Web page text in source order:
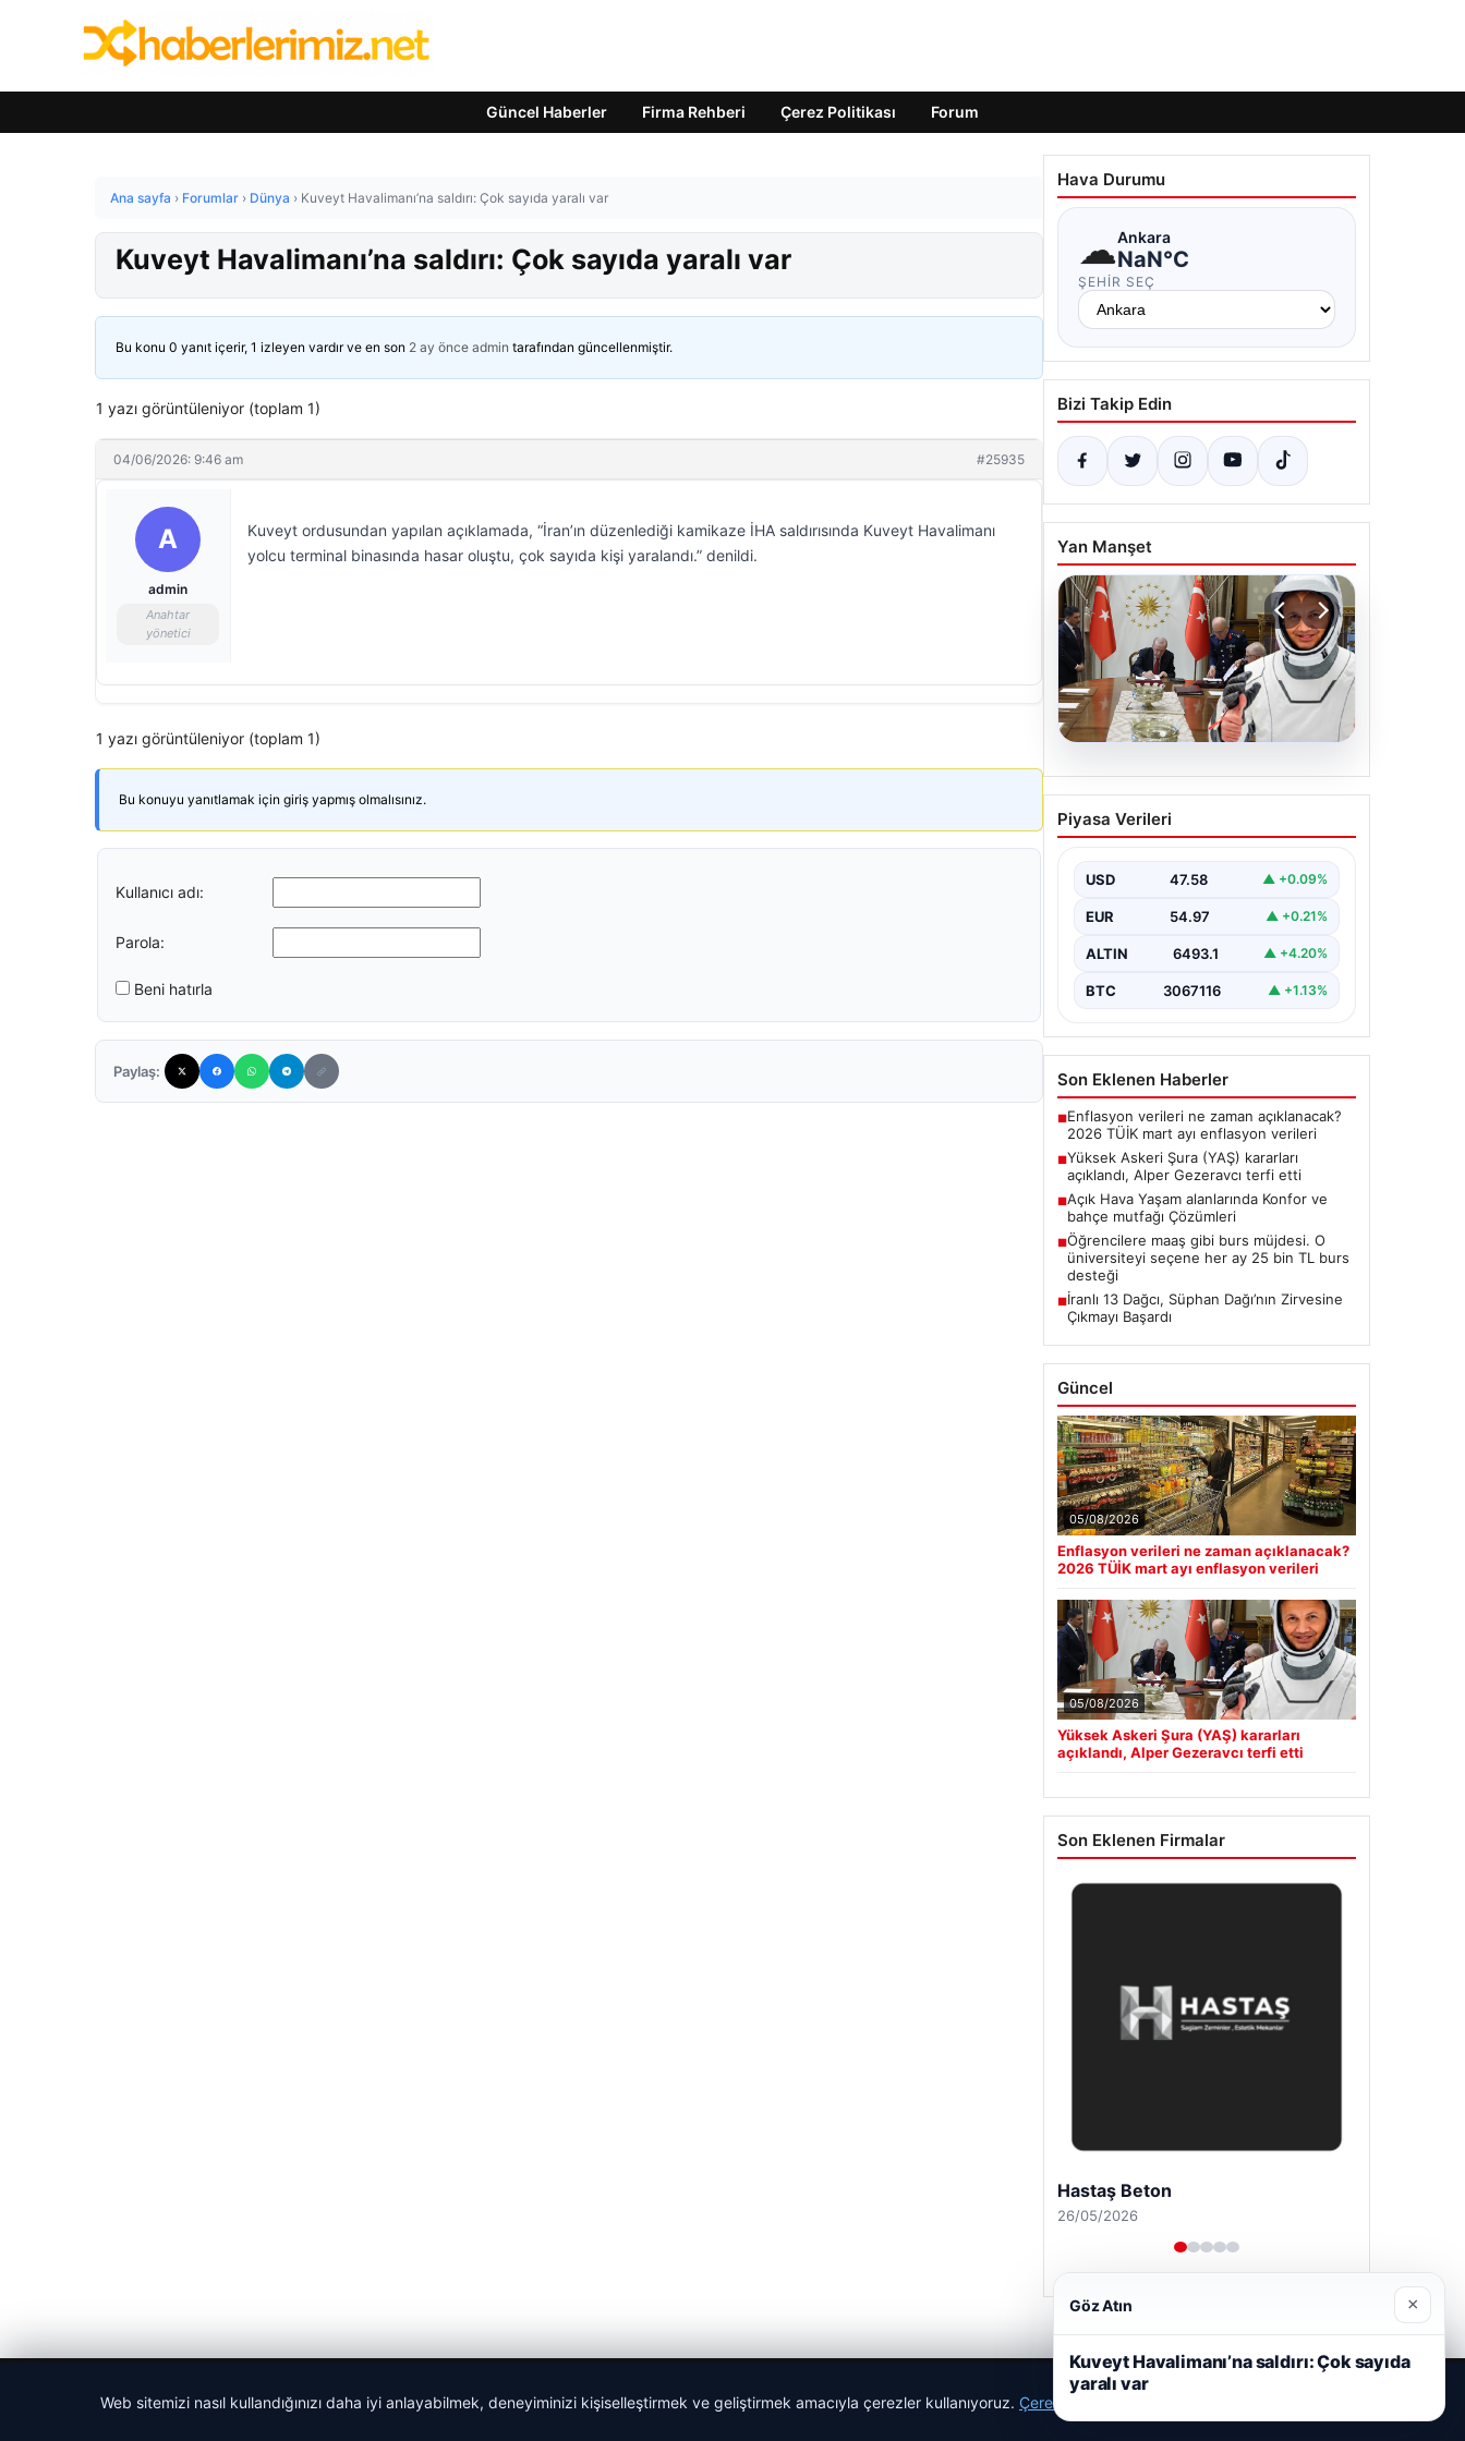
Güncel Haberler Firma Rehberi Çerez Politikası Forum
Ana sayfa › Forumlar › Dünya › Kuveyt Havalimanı’na saldırı: Çok sayıda yaralı var
Kuveyt Havalimanı’na saldırı: Çok sayıda yaralı var
Bu konu 0 yanıt içerir, 1 izleyen vardır ve en son 2 ay önce admin tarafından güncellenmiştir.
1 yazı görüntüleniyor (toplam 1)
04/06/2026: 9:46 am #25935
A
admin
Anahtar
yönetici
Kuveyt ordusundan yapılan açıklamada, “İran’ın düzenlediği kamikaze İHA saldırısında Kuveyt Havalimanı
yolcu terminal binasında hasar oluştu, çok sayıda kişi yaralandı.” denildi.
1 yazı görüntüleniyor (toplam 1)
Bu konuyu yanıtlamak için giriş yapmış olmalısınız.
Kullanıcı adı:
Parola:
Beni hatırla
Paylaş:
Hava Durumu
☁Ankara
NaN°C
ŞEHIR SEÇ
Bizi Takip Edin
Yan Manşet
Yüksek Askeri Şura (YAŞ)
kararları açıklandı, Alper
Piyasa Verileri
USD 47.58 ▲ +0.09%
EUR 54.97 ▲ +0.21%
ALTIN 6493.1 ▲ +4.20%
BTC 3067116 ▲ +1.13%
Son Eklenen Haberler
■Enflasyon verileri ne zaman açıklanacak?
2026 TÜİK mart ayı enflasyon verileri
■Yüksek Askeri Şura (YAŞ) kararları
açıklandı, Alper Gezeravcı terfi etti
■Açık Hava Yaşam alanlarında Konfor ve
bahçe mutfağı Çözümleri
■Öğrencilere maaş gibi burs müjdesi. O
üniversiteyi seçene her ay 25 bin TL burs
desteği
■İranlı 13 Dağcı, Süphan Dağı’nın Zirvesine
Çıkmayı Başardı
Güncel
05/08/2026
Enflasyon verileri ne zaman açıklanacak?
2026 TÜİK mart ayı enflasyon verileri
05/08/2026
Yüksek Askeri Şura (YAŞ) kararları
açıklandı, Alper Gezeravcı terfi etti
Son Eklenen Firmalar
Hastaş Beton
26/05/2026
Web sitemizi nasıl kullandığınızı daha iyi anlayabilmek, deneyiminizi kişiselleştirmek ve geliştirmek amacıyla çerezler kullanıyoruz. Çerez Politikamız
Göz Atın ×
Kuveyt Havalimanı’na saldırı: Çok sayıda
yaralı var